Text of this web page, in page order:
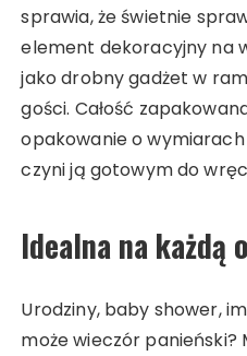
sprawia, że świetnie
element dekoracyjny na
jako drobny gadżet w
gości. Całość
opakowanie o wymiarach
czyni ją gotowym do
Idealna na każdą
Urodziny, baby shower,
może wieczór